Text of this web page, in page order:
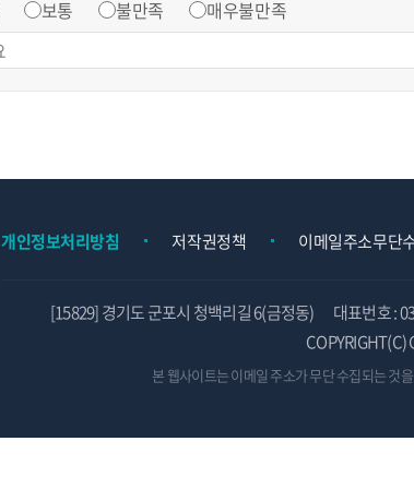
보통 불만족 매우불만족
개인정보처리방침 저작권정책 이메일주소무단
[15829] 경기도 군포시 청백리길 6(금정동) 대표번호 :
본 웹사이트는 이메일 주소가 무단 수집되는 것을